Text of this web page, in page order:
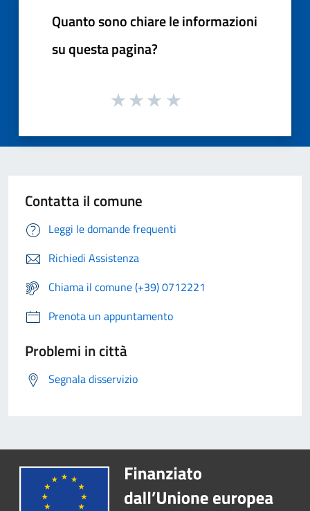
Quanto sono chiare le informazioni
su questa pagina?
Contatta il comune
Leggi le domande frequenti
Richiedi Assistenza
Chiama il comune (+39) 0712221
Prenota un appuntamento
Problemi in città
Segnala disservizio